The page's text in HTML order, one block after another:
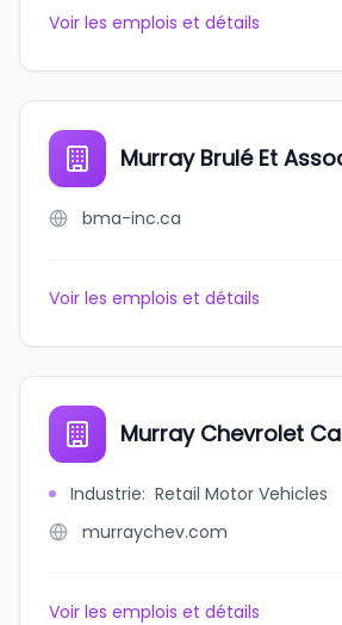
Voir les emplois et détails
Murray Brulé Et
bma-inc.ca
Voir les emplois et détails
Murray Chevrolet
Industrie: Retail Motor Vehicles
murraychev.com
Voir les emplois et détails